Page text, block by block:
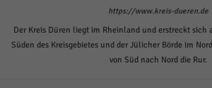
https://www.kreis-dueren.de
Der Kreis Düren liegt im Rheinland und erstreckt sich
Süden des Kreisgebietes und der Jülicher Börde im
von Süd nach Nord die Rur.